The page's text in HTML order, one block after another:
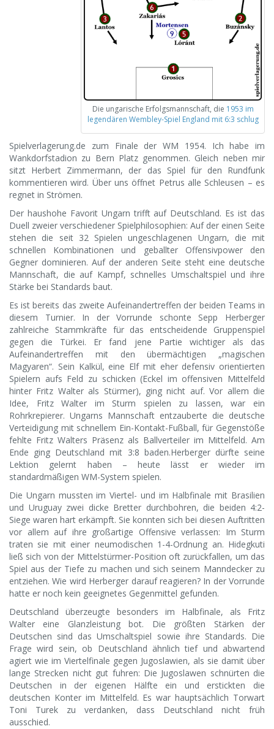
Die ungarische Erfolgsmannschaft, die 1953 im
legendären Wembley-Spiel England mit 6:3 schlug
Spielverlagerung.de zum Finale der WM 1954. Ich habe im
Wankdorfstadion zu Bern Platz genommen. Gleich neben mir
sitzt Herbert Zimmermann, der das Spiel für den Rundfunk
kommentieren wird. Über uns öffnet Petrus alle Schleusen – es
regnet in Strömen.
Der haushohe Favorit Ungarn trifft auf Deutschland. Es ist das
Duell zweier verschiedener Spielphilosophien: Auf der einen Seite
stehen die seit 32 Spielen ungeschlagenen Ungarn, die mit
schnellen Kombinationen und geballter Offensivpower den
Gegner dominieren. Auf der anderen Seite steht eine deutsche
Mannschaft, die auf Kampf, schnelles Umschaltspiel und ihre
Stärke bei Standards baut.
Es ist bereits das zweite Aufeinandertreffen der beiden Teams in
diesem Turnier. In der Vorrunde schonte Sepp Herberger
zahlreiche Stammkräfte für das entscheidende Gruppenspiel
gegen die Türkei. Er fand jene Partie wichtiger als das
Aufeinandertreffen mit den übermächtigen „magischen
Magyaren“. Sein Kalkül, eine Elf mit eher defensiv orientierten
Spielern aufs Feld zu schicken (Eckel im offensiven Mittelfeld
hinter Fritz Walter als Stürmer), ging nicht auf. Vor allem die
Idee, Fritz Walter im Sturm spielen zu lassen, war ein
Rohrkrepierer. Ungarns Mannschaft entzauberte die deutsche
Verteidigung mit schnellem Ein-Kontakt-Fußball, für Gegenstöße
fehlte Fritz Walters Präsenz als Ballverteiler im Mittelfeld. Am
Ende ging Deutschland mit 3:8 baden.Herberger dürfte seine
Lektion gelernt haben – heute lässt er wieder im
standardmäßigen WM-System spielen.
Die Ungarn mussten im Viertel- und im Halbfinale mit Brasilien
und Uruguay zwei dicke Bretter durchbohren, die beiden 4:2-
Siege waren hart erkämpft. Sie konnten sich bei diesen Auftritten
vor allem auf ihre großartige Offensive verlassen: Im Sturm
traten sie mit einer neumodischen 1-4-Ordnung an. Hidegkuti
ließ sich von der Mittelstürmer-Position oft zurückfallen, um das
Spiel aus der Tiefe zu machen und sich seinem Manndecker zu
entziehen. Wie wird Herberger darauf reagieren? In der Vorrunde
hatte er noch kein geeignetes Gegenmittel gefunden.
Deutschland überzeugte besonders im Halbfinale, als Fritz
Walter eine Glanzleistung bot. Die größten Stärken der
Deutschen sind das Umschaltspiel sowie ihre Standards. Die
Frage wird sein, ob Deutschland ähnlich tief und abwartend
agiert wie im Viertelfinale gegen Jugoslawien, als sie damit über
lange Strecken nicht gut fuhren: Die Jugoslawen schnürten die
Deutschen in der eigenen Hälfte ein und erstickten die
deutschen Konter im Mittelfeld. Es war hauptsächlich Torwart
Toni Turek zu verdanken, dass Deutschland nicht früh
ausschied.